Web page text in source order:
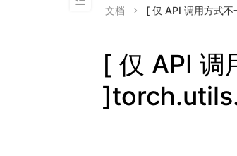
文档 [ 仅 API 调用方式
[ 仅 API 调